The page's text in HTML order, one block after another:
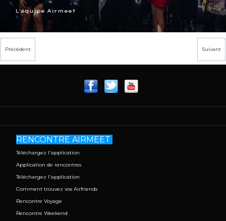
L'équipe Airmeet
Précédent Suivant
RENCONTRE AIRMEET
Téléchargez l'application
Application de rencontres
Téléchargez l'application
Comment trouvez vos Airfriends
Rencontre Voyage
Rencontre Weekend